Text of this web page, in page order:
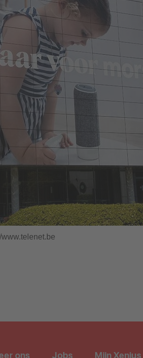
www.telenet.be
ons Jobs Mijn Xenius